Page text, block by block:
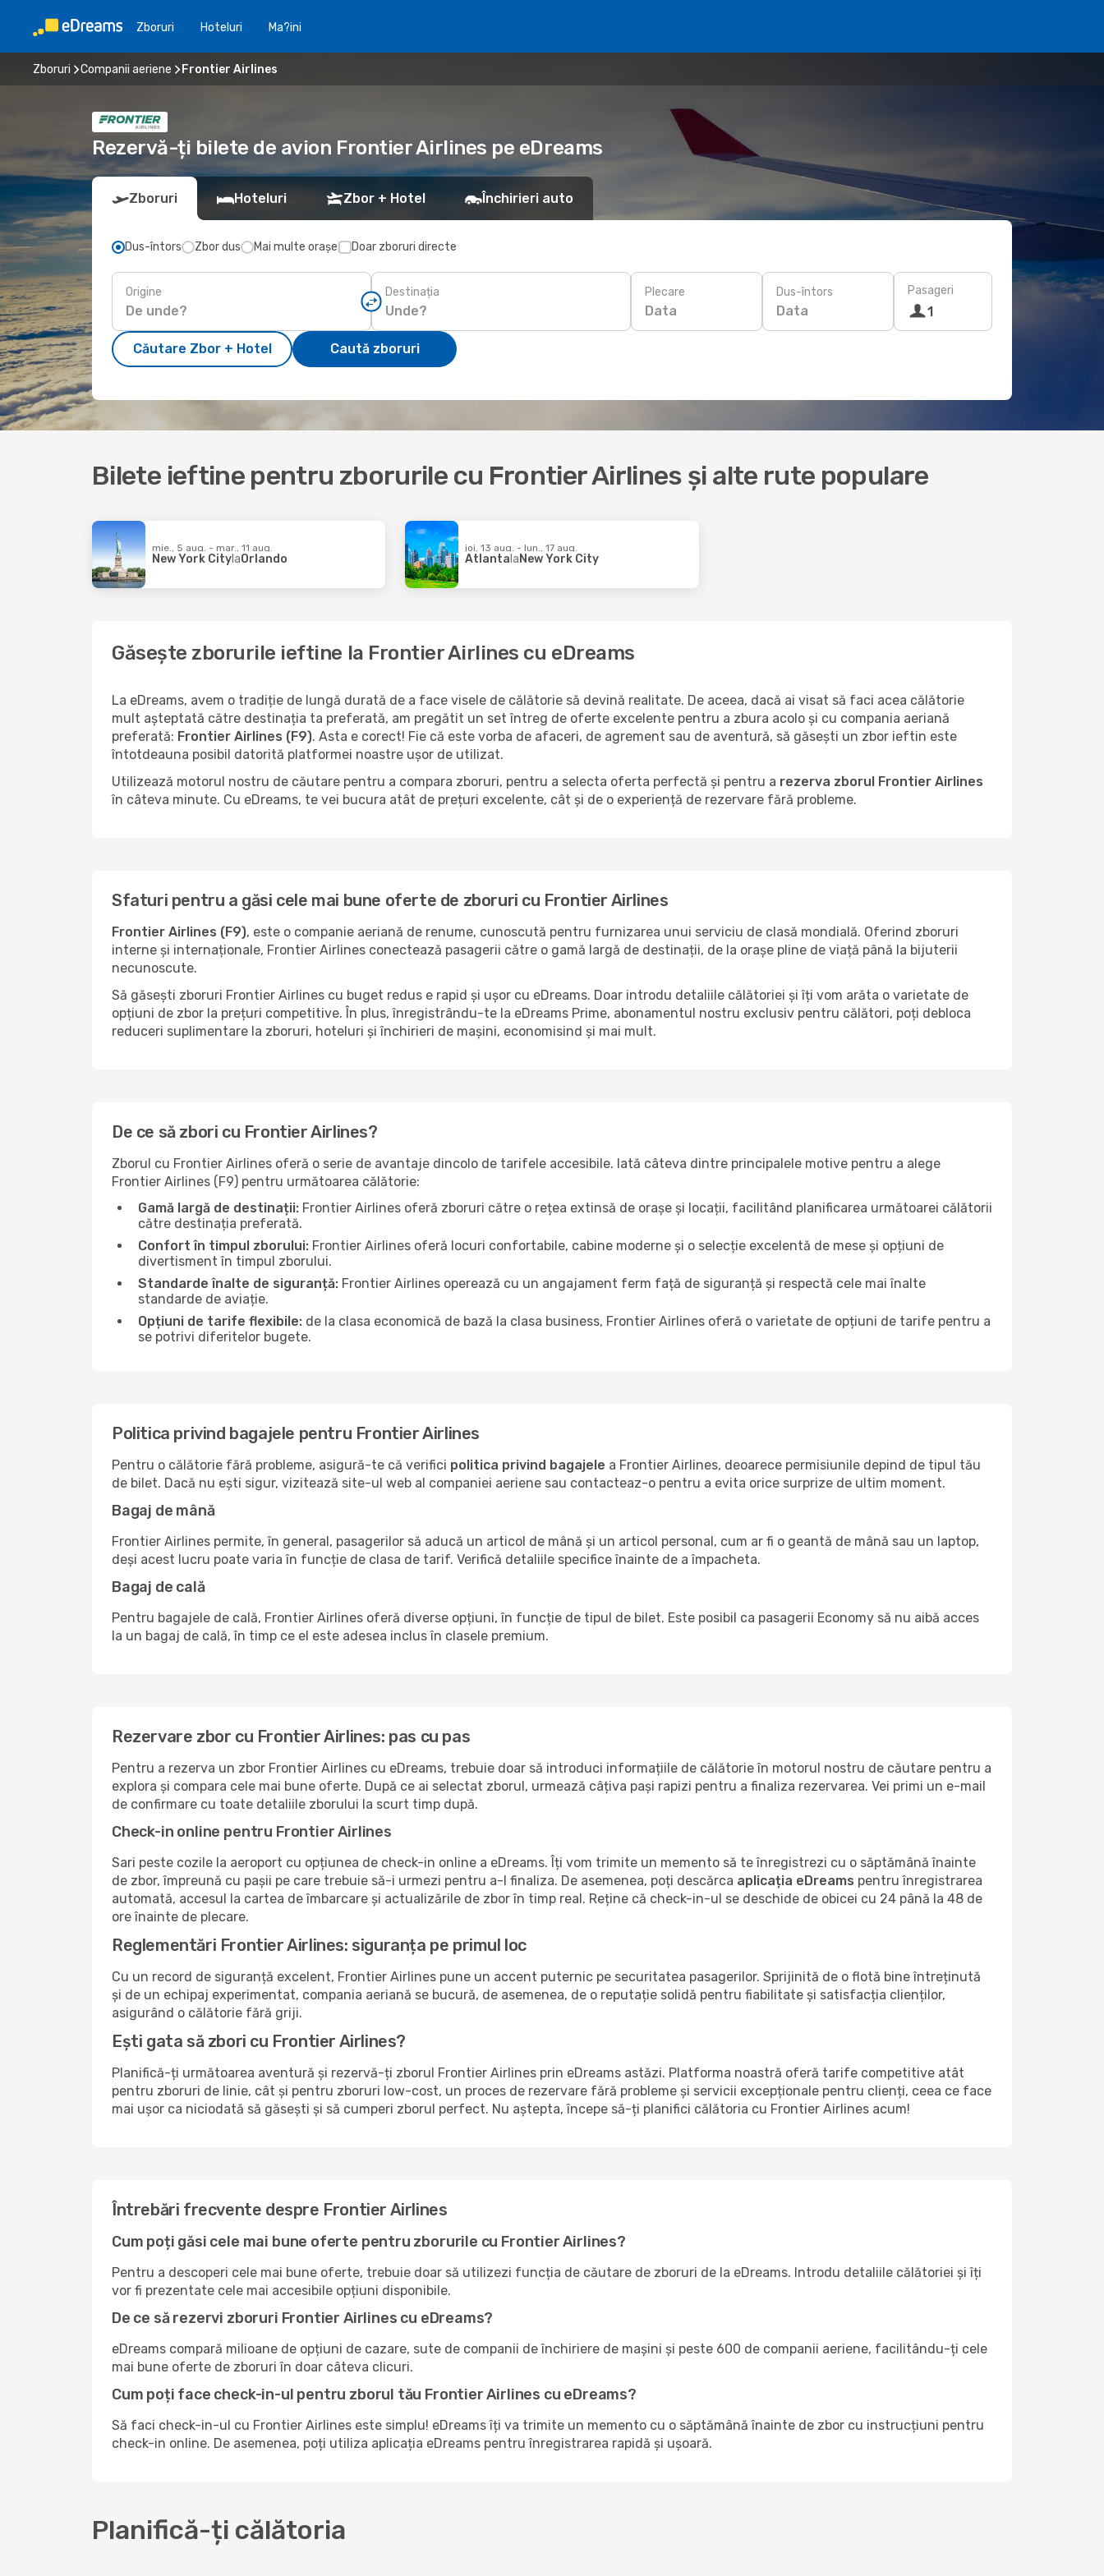
Zboruri Hoteluri Ma?ini
Zboruri Companii aeriene Frontier Airlines
Rezervă-ți bilete de avion Frontier Airlines pe eDreams
Zboruri Hoteluri Zbor + Hotel Închirieri auto
Dus-întors Zbor dus Mai multe orașe Doar zboruri directe
Origine Destinația Plecare
Data
Dus-întors
Data
Pasageri
1
Căutare Zbor + Hotel Caută zboruri
Bilete ieftine pentru zborurile cu Frontier Airlines și alte rute populare
mie., 5 aug. - mar., 11 aug.
New York CitylaOrlando
joi, 13 aug. - lun., 17 aug.
Atlanta laNew York City
Găsește zborurile ieftine la Frontier Airlines cu eDreams
La eDreams, avem o tradiție de lungă durată de a face visele de călătorie să devină realitate. De aceea, dacă ai visat să faci acea călătorie
mult așteptată către destinația ta preferată, am pregătit un set întreg de oferte excelente pentru a zbura acolo și cu compania aeriană
preferată: Frontier Airlines (F9). Asta e corect! Fie că este vorba de afaceri, de agrement sau de aventură, să găsești un zbor ieftin este
întotdeauna posibil datorită platformei noastre ușor de utilizat.
Utilizează motorul nostru de căutare pentru a compara zboruri, pentru a selecta oferta perfectă și pentru a rezerva zborul Frontier Airlines
în câteva minute. Cu eDreams, te vei bucura atât de prețuri excelente, cât și de o experiență de rezervare fără probleme.
Sfaturi pentru a găsi cele mai bune oferte de zboruri cu Frontier Airlines
Frontier Airlines (F9), este o companie aeriană de renume, cunoscută pentru furnizarea unui serviciu de clasă mondială. Oferind zboruri
interne și internaționale, Frontier Airlines conectează pasagerii către o gamă largă de destinații, de la orașe pline de viață până la bijuterii
necunoscute.
Să găsești zboruri Frontier Airlines cu buget redus e rapid și ușor cu eDreams. Doar introdu detaliile călătoriei și îți vom arăta o varietate de
opțiuni de zbor la prețuri competitive. În plus, înregistrându-te la eDreams Prime, abonamentul nostru exclusiv pentru călători, poți debloca
reduceri suplimentare la zboruri, hoteluri și închirieri de mașini, economisind și mai mult.
De ce să zbori cu Frontier Airlines?
Zborul cu Frontier Airlines oferă o serie de avantaje dincolo de tarifele accesibile. Iată câteva dintre principalele motive pentru a alege
Frontier Airlines (F9) pentru următoarea călătorie:
Gamă largă de destinații: Frontier Airlines oferă zboruri către o rețea extinsă de orașe și locații, facilitând planificarea următoarei călătorii
către destinația preferată.
Confort în timpul zborului: Frontier Airlines oferă locuri confortabile, cabine moderne și o selecție excelentă de mese și opțiuni de
divertisment în timpul zborului.
Standarde înalte de siguranță: Frontier Airlines operează cu un angajament ferm față de siguranță și respectă cele mai înalte
standarde de aviație.
Opțiuni de tarife flexibile: de la clasa economică de bază la clasa business, Frontier Airlines oferă o varietate de opțiuni de tarife pentru a
se potrivi diferitelor bugete.
Politica privind bagajele pentru Frontier Airlines
Pentru o călătorie fără probleme, asigură-te că verifici politica privind bagajele a Frontier Airlines, deoarece permisiunile depind de tipul tău
de bilet. Dacă nu ești sigur, vizitează site-ul web al companiei aeriene sau contacteaz-o pentru a evita orice surprize de ultim moment.
Bagaj de mână
Frontier Airlines permite, în general, pasagerilor să aducă un articol de mână și un articol personal, cum ar fi o geantă de mână sau un laptop,
deși acest lucru poate varia în funcție de clasa de tarif. Verifică detaliile specifice înainte de a împacheta.
Bagaj de cală
Pentru bagajele de cală, Frontier Airlines oferă diverse opțiuni, în funcție de tipul de bilet. Este posibil ca pasagerii Economy să nu aibă acces
la un bagaj de cală, în timp ce el este adesea inclus în clasele premium.
Rezervare zbor cu Frontier Airlines: pas cu pas
Pentru a rezerva un zbor Frontier Airlines cu eDreams, trebuie doar să introduci informațiile de călătorie în motorul nostru de căutare pentru a
explora și compara cele mai bune oferte. După ce ai selectat zborul, urmează câțiva pași rapizi pentru a finaliza rezervarea. Vei primi un e-mail
de confirmare cu toate detaliile zborului la scurt timp după.
Check-in online pentru Frontier Airlines
Sari peste cozile la aeroport cu opțiunea de check-in online a eDreams. Îți vom trimite un memento să te înregistrezi cu o săptămână înainte
de zbor, împreună cu pașii pe care trebuie să-i urmezi pentru a-l finaliza. De asemenea, poți descărca aplicația eDreams pentru înregistrarea
automată, accesul la cartea de îmbarcare și actualizările de zbor în timp real. Reține că check-in-ul se deschide de obicei cu 24 până la 48 de
ore înainte de plecare.
Reglementări Frontier Airlines: siguranța pe primul loc
Cu un record de siguranță excelent, Frontier Airlines pune un accent puternic pe securitatea pasagerilor. Sprijinită de o flotă bine întreținută
și de un echipaj experimentat, compania aeriană se bucură, de asemenea, de o reputație solidă pentru fiabilitate și satisfacția clienților,
asigurând o călătorie fără griji.
Ești gata să zbori cu Frontier Airlines?
Planifică-ți următoarea aventură și rezervă-ți zborul Frontier Airlines prin eDreams astăzi. Platforma noastră oferă tarife competitive atât
pentru zboruri de linie, cât și pentru zboruri low-cost, un proces de rezervare fără probleme și servicii excepționale pentru clienți, ceea ce face
mai ușor ca niciodată să găsești și să cumperi zborul perfect. Nu aștepta, începe să-ți planifici călătoria cu Frontier Airlines acum!
Întrebări frecvente despre Frontier Airlines
Cum poți găsi cele mai bune oferte pentru zborurile cu Frontier Airlines?
Pentru a descoperi cele mai bune oferte, trebuie doar să utilizezi funcția de căutare de zboruri de la eDreams. Introdu detaliile călătoriei și îți
vor fi prezentate cele mai accesibile opțiuni disponibile.
De ce să rezervi zboruri Frontier Airlines cu eDreams?
eDreams compară milioane de opțiuni de cazare, sute de companii de închiriere de mașini și peste 600 de companii aeriene, facilitându-ți cele
mai bune oferte de zboruri în doar câteva clicuri.
Cum poți face check-in-ul pentru zborul tău Frontier Airlines cu eDreams?
Să faci check-in-ul cu Frontier Airlines este simplu! eDreams îți va trimite un memento cu o săptămână înainte de zbor cu instrucțiuni pentru
check-in online. De asemenea, poți utiliza aplicația eDreams pentru înregistrarea rapidă și ușoară.
Planifică-ți călătoria